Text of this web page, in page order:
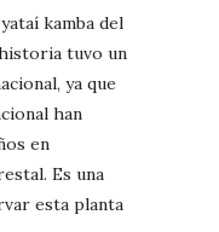
kamba del
tuvo un
ya que
han
en
Es una
esta planta